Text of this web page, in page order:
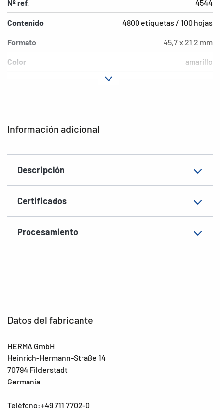
Información adicional
Descripción
Certificados
Procesamiento
Nº ref. 4544
Contenido 4800 etiquetas / 100 hojas
Formato 45,7 x 21,2 mm
Color amarillo
Forma de las esquinas
EAN 4008705045445
Datos del fabricante
HERMA GmbH
Heinrich-Hermann-Straße 14
70794 Filderstadt
Germania
Teléfono:+49 711 7702-0